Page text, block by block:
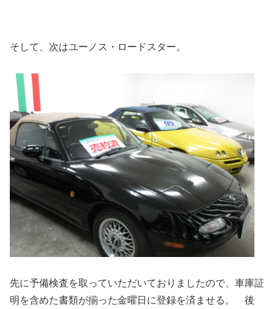
そして、次はユーノス・ロードスター。
先に予備検査を取っていただいておりましたので、車庫証
明を含めた書類が揃った金曜日に登録を済ませる。 後